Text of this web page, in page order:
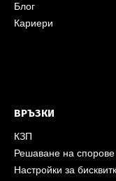
Блог
Кариери
ВРЪЗКИ
КЗП
Решаване на спорове
Настройки за